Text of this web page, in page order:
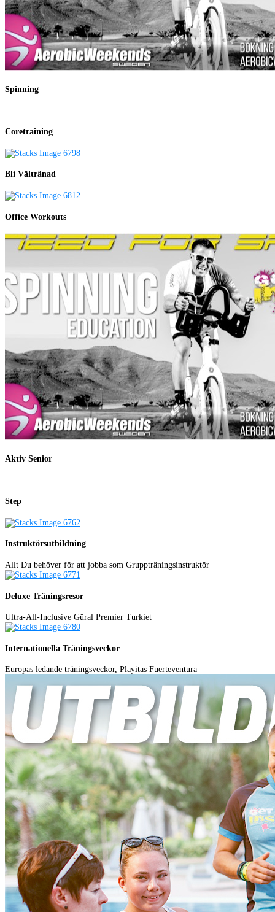
Spinning
Coretraining
Bli Vältränad
Office Workouts
Aktiv Senior
Step
Instruktörsutbildning
Allt Du behöver för att jobba som Gruppträningsinstruktör
Deluxe Träningsresor
Ultra-All-Inclusive Güral Premier Turkiet
Internationella Träningsveckor
Europas ledande träningsveckor, Playitas Fuerteventura